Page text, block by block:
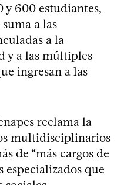
y 600 estudiantes,
a las
a la
y a las múltiples
ingresan a las
reclama la
multidisciplinarios
de “más cargos de
especializados que